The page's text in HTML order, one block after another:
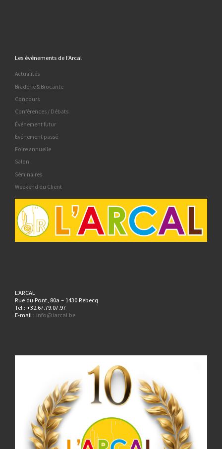
Les événements de l’Arcal
Actualités
Braderie & Brocante
Concours
Conférences / Débats
Événement futur
Événement passé
Foire annuelle
Salon
Séminaires
Weekend du Client
L'ARCAL
Rue du Pont, 80a – 1430 Rebecq
Tel.: +32.67.79.07.97
E-mail : info@larcal.be